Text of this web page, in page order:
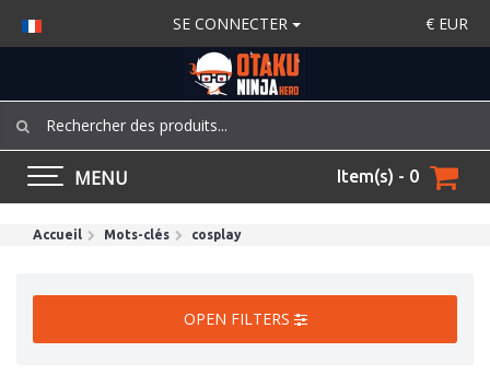
SE CONNECTER € EUR
MENU Item(s) - 0
Accueil Mots-clés cosplay
OPEN FILTERS